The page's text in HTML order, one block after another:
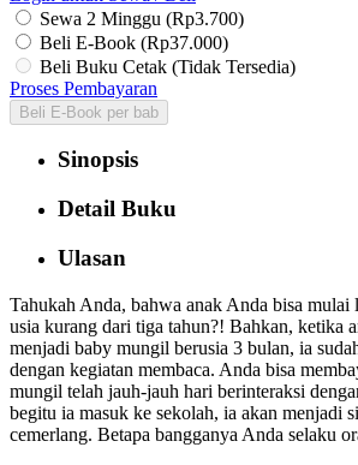
Sewa 2 Minggu (Rp3.700)
Beli E-Book (Rp37.000)
Beli Buku Cetak (Tidak Tersedia)
Proses Pembayaran
Beli E-Book per bab
Sinopsis
Detail Buku
Ulasan
Tahukah Anda, bahwa anak Anda bisa mulai
usia kurang dari tiga tahun?! Bahkan, ketika
menjadi baby mungil berusia 3 bulan, ia
dengan kegiatan membaca. Anda bisa
mungil telah jauh-jauh hari berinteraksi
begitu ia masuk ke sekolah, ia akan menjadi
cemerlang. Betapa bangganya Anda selaku